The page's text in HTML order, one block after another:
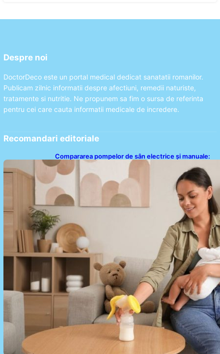
Despre noi
DoctorDeco este un portal medical dedicat sanatatii romanilor.
Publicam zilnic informatii despre afectiuni, remedii naturiste,
tratamente si nutritie. Ne propunem sa fim o sursa de referinta
pentru cei care cauta informatii medicale de incredere.
Recomandari editoriale
Compararea pompelor de sân electrice și manuale:
Alegerea ideală pentru mamele moderne